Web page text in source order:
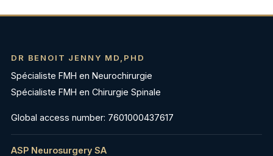
DR BENOIT JENNY MD,PHD
Spécialiste FMH en Neurochirurgie
Spécialiste FMH en Chirurgie Spinale
Global access number: 7601000437617
ASP Neurosurgery SA